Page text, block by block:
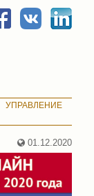
УПРАВЛЕНИЕ
01.12.2020